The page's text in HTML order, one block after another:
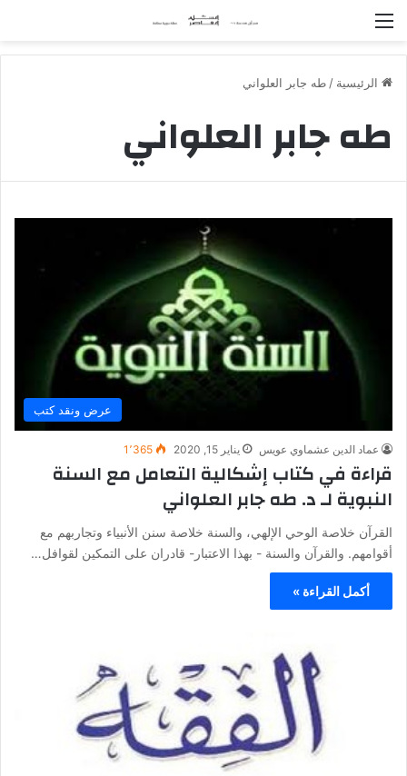
الرئيسية / طه جابر العلواني
طه جابر العلواني
عرض ونقد كتب
عماد الدين عشماوي عويس يناير 15, 2020 1٬365
قراءة في كتاب إشكالية التعامل مع السنة
النبوية لـ د. طه جابر العلواني
القرآن خلاصة الوحي الإلهي، والسنة خلاصة سنن الأنبياء وتجاربهم مع
أقوامهم. والقرآن والسنة - بهذا الاعتبار- قادران على التمكين لقوافل…
أكمل القراءة »